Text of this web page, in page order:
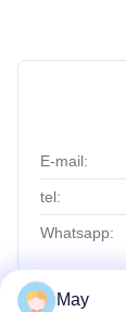
E-mail:
tel:
Whatsapp:
May